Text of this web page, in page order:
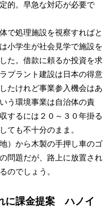
的。早急な対応が必要で
で処理施設を視察すればと
小学生が社会見学で施設を
た。借款に頼るか投資を求
プラント建設は日本の得意
たけれど事業参入機会はあ
う環境事業は自治体の責
するには２０～３０年掛る
ても不十分のまま。
）から木製の手押し車のゴ
問題だが、路上に放置され
のでしょう。
に課金提案 ハノイ